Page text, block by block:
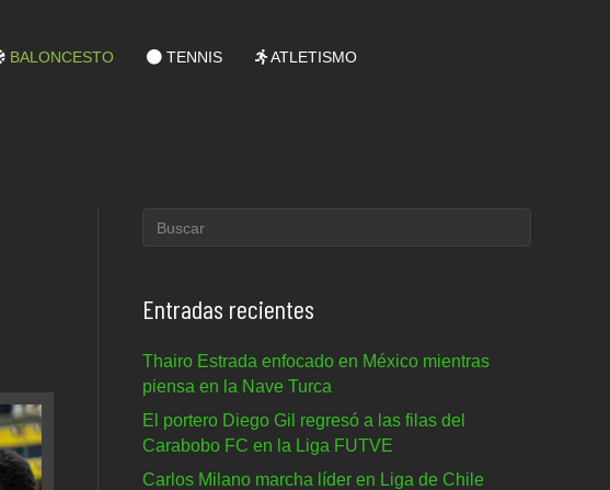
BALONCESTO TENNIS ATLETISMO
Entradas recientes
Thairo Estrada enfocado en México mientras
piensa en la Nave Turca
El portero Diego Gil regresó a las filas del
Carabobo FC en la Liga FUTVE
Carlos Milano marcha líder en Liga de Chile